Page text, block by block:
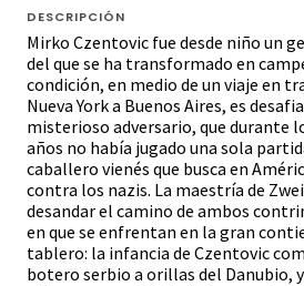
DESCRIPCIÓN
Mirko Czentovic fue desde niño un
del que se ha transformado en
condición, en medio de un viaje en
Nueva York a Buenos Aires, es
misterioso adversario, que durante
años no había jugado una sola
caballero vienés que busca en
contra los nazis. La maestría de
desandar el camino de ambos
en que se enfrentan en la gran
tablero: la infancia de Czentovic
botero serbio a orillas del Danubio,